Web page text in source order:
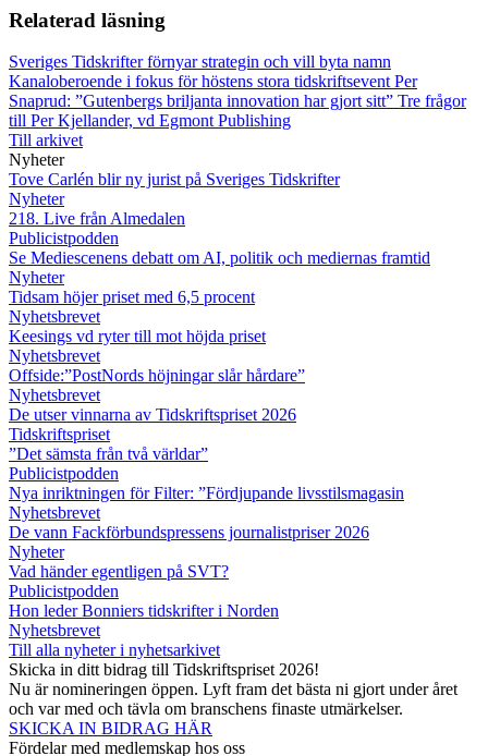
Relaterad läsning
Sveriges Tidskrifter förnyar strategin och vill byta namn
Kanaloberoende i fokus för höstens stora tidskriftsevent Per
Snaprud: ”Gutenbergs briljanta innovation har gjort sitt” Tre frågor
till Per Kjellander, vd Egmont Publishing
Till arkivet
Nyheter
Tove Carlén blir ny jurist på Sveriges Tidskrifter
Nyheter
218. Live från Almedalen
Publicistpodden
Se Mediescenens debatt om AI, politik och mediernas framtid
Nyheter
Tidsam höjer priset med 6,5 procent
Nyhetsbrevet
Keesings vd ryter till mot höjda priset
Nyhetsbrevet
Offside:”PostNords höjningar slår hårdare”
Nyhetsbrevet
De utser vinnarna av Tidskriftspriset 2026
Tidskriftspriset
”Det sämsta från två världar”
Publicistpodden
Nya inriktningen för Filter: ”Fördjupande livsstilsmagasin
Nyhetsbrevet
De vann Fackförbundspressens journalistpriser 2026
Nyheter
Vad händer egentligen på SVT?
Publicistpodden
Hon leder Bonniers tidskrifter i Norden
Nyhetsbrevet
Till alla nyheter i nyhetsarkivet
Skicka in ditt bidrag till Tidskriftspriset 2026!
Nu är nomineringen öppen. Lyft fram det bästa ni gjort under året
och var med och tävla om branschens finaste utmärkelser.
SKICKA IN BIDRAG HÄR
Fördelar med medlemskap hos oss